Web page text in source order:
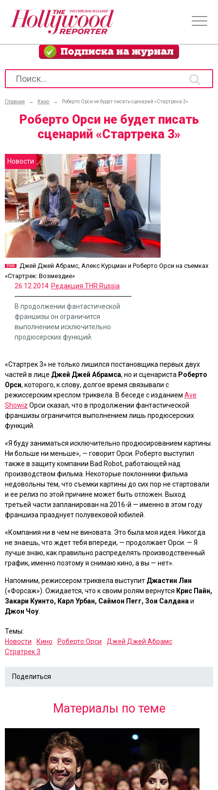
Главная → Кино → Роберто Орси не будет писать сценарий «Стартрека 3»
Роберто Орси не будет писать
сценарий «Стартрека 3»
Новости
Джей Джей Абрамс, Алекс Курцман и Роберто Орси на съемках
«Стартрек: Возмездие»
26.12.2014 Редакция THR Russia
В продолжении фантастической
франшизы он ограничится
выполнением исключительно
продюсерских функций.
«Стартрек 3» не только лишился постановщика первых двух
частей в лице Джей Джей Абрамса, но и сценариста Роберто
Орси, которого, к слову, долгое время связывали с
режиссерским креслом триквела. В беседе с изданием Ave
Showiz Орси сказал, что в продолжении фантастической
франшизы ограничится выполнением лишь продюсерских
функций.
«Я буду заниматься исключительно продюсированием картины.
Ни больше ни меньше», — говорит Орси. Роберто выступил
также в защиту компании Bad Robot, работающей над
производством фильма. Некоторые поклонники фильма
недовольны тем, что съемки картины до сих пор не стартовали
и ее релиз по этой причине может быть отложен. Выход
третьей части запланирован на 2016-й — именно в этом году
франшиза празднует полувековой юбилей.
«Компания ни в чем не виновата. Это была моя идея. Никогда
не знаешь, что ждет тебя впереди, — продолжает Орси. — Я
лучше знаю, как правильно распределять производственный
график, именно поэтому я снимаю кино, а вы — нет».
Напомним, режиссером триквела выступит Джастин Лин
(«Форсаж»). Ожидается, что к своим ролям вернутся Крис Пайн,
Закари Куинто, Карл Урбан, Саймон Пегг, Зои Салдана и
Джон Чоу
Темы:
Новости
Кино Роберто Орси
Джей Джей Абрамс
Стратрек 3
Поделиться
Материалы по теме